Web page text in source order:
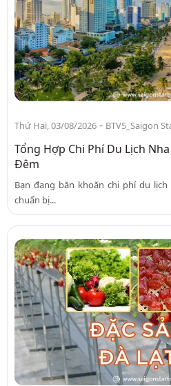
Thứ Hai, 03/08/2026 - BTV5_Saigon
Tổng Hợp Chi Phí Du Lịch
Đêm
Bạn đang băn khoăn chi phí du
chuẩn bị...